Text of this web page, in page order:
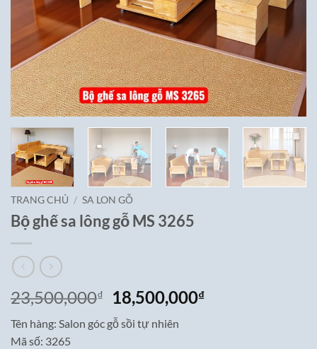
TRANG CHỦ / SA LON GỖ
Bộ ghế sa lông gỗ MS 3265
23,500,000₫
Giá
gốc
là:
18,500,000₫Giá
Tên hàng: Salon góc gỗ sồi tự nhiên
Mã số: 3265